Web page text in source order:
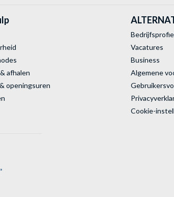
afhalen
openingsuren
Vacatures
Business
Algemene
Cookie-